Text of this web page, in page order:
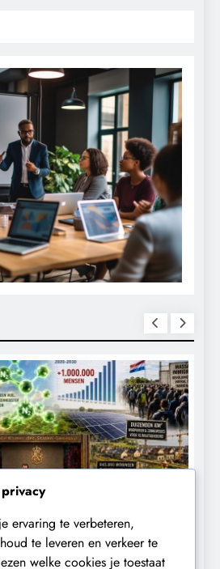
ervaring te verbeteren,
te leveren en verkeer te
welke cookies je toestaat